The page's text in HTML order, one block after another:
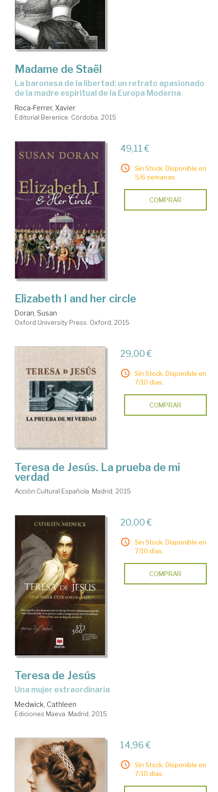
Madame de Staël
la baronesa de la libertad: un retrato apasionado
de la madre espiritual de la Europa Moderna
Roca-Ferrer, Xavier
Editorial Berenice. Córdoba, 2015
49,11 €
Sin Stock. Disponible en
5/6 semanas.
COMPRAR
Elizabeth I and her circle
Doran, Susan
Oxford University Press. Oxford, 2015
29,00 €
Sin Stock. Disponible en
7/10 días.
COMPRAR
Teresa de Jesús. La prueba de mi
verdad
Acción Cultural Española. Madrid, 2015
20,00 €
Sin Stock. Disponible en
7/10 días.
COMPRAR
Teresa de Jesús
una mujer extraordinaria
Medwick, Cathleen
Ediciones Maeva. Madrid, 2015
14,96 €
Sin Stock. Disponible en
7/10 días.